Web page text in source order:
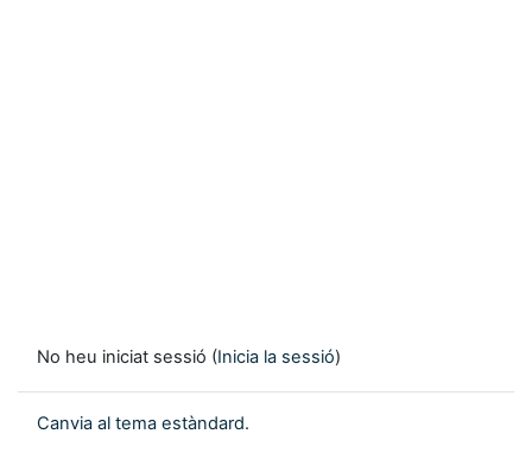
No heu iniciat sessió (Inicia la sessió)
Canvia al tema estàndard.